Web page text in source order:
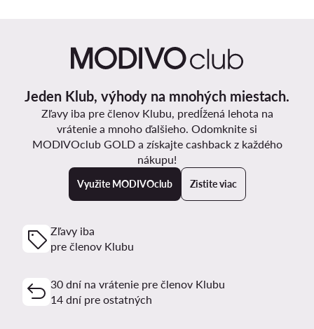
Jeden Klub, výhody na mnohých miestach.
Zľavy iba pre členov Klubu, predĺžená lehota na
vrátenie a mnoho ďalšieho. Odomknite si
MODIVOclub GOLD a získajte cashback z každého
nákupu!
Využite MODIVOclub Zistite viac
Zľavy iba
pre členov Klubu
30 dní na vrátenie pre členov Klubu
14 dní pre ostatných